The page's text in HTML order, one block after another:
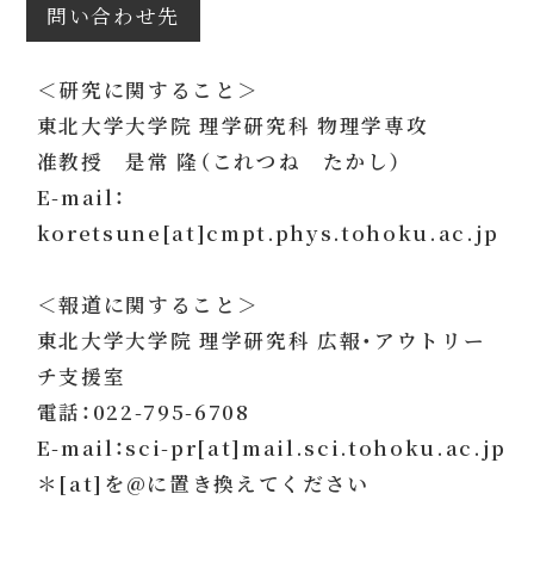
問い合わせ先
＜研究に関すること＞
東北大学大学院 理学研究科 物理学専攻
准教授 是常 隆（これつね たかし）
E-mail：
koretsune[at]cmpt.phys.tohoku.ac.jp
＜報道に関すること＞
東北大学大学院 理学研究科 広報・アウトリー
チ支援室
電話：022-795-6708
E-mail：sci-pr[at]mail.sci.tohoku.ac.jp
＊[at]を@に置き換えてください